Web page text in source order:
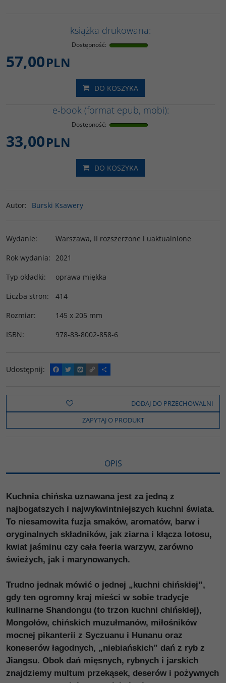
książka drukowana:
Dostępność:
57,00PLN
DO KOSZYKA
e-book (format epub, mobi):
Dostępność:
33,00PLN
DO KOSZYKA
Autor: Burski Ksawery
Wydanie:
Warszawa, II rozszerzone i uaktualnione
Rok wydania: 2021
Typ okładki:
oprawa miękka
Liczba stron:
414
Rozmiar:
145 x 205 mm
ISBN: 978-83-8002-858-6
Udostępnij:
F
a
e
o
k
T
w
t
t
e
W
y
o
C
o
y
i
n
k
P
o
z
e
l
s
DODAJ DO PRZECHOWALNI
ZAPYTAJ O PRODUKT
OPIS
Kuchnia chińska uznawana jest za jedną z
najbogatszych i najwykwintniejszych kuchni świata.
To niesamowita fuzja smaków, aromatów, barw i
oryginalnych składników, jak ziarna i kłącza lotosu,
kwiat jaśminu czy cała feeria warzyw, zarówno
świeżych, jak i marynowanych.
Trudno jednak mówić o jednej „kuchni chińskiej”,
gdy ten ogromny kraj mieści w sobie tradycje
kulinarne Shandongu (to trzon kuchni chińskiej),
Mongołów, chińskich muzułmanów, miłośników
mocnej pikanterii z Syczuanu i Hunanu oraz
koneserów łagodnych, „niebiańskich” dań z ryb z
Jiangsu. Obok dań mięsnych, rybnych i jarskich
znajdziemy multum przekąsek, deserów i pożywnych